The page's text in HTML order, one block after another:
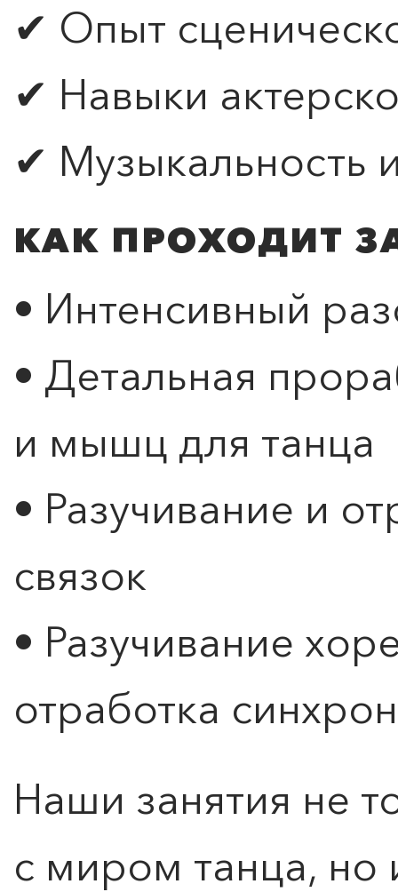
✔ Опыт
✔ Навыки
✔ Музыкальность
КАК ПРОХОДИТ
• Интенсивный
• Детальная
и мышц для танца
• Разучивание и
связок
• Разучивание
отработка
Наши занятия не
с миром танца, но